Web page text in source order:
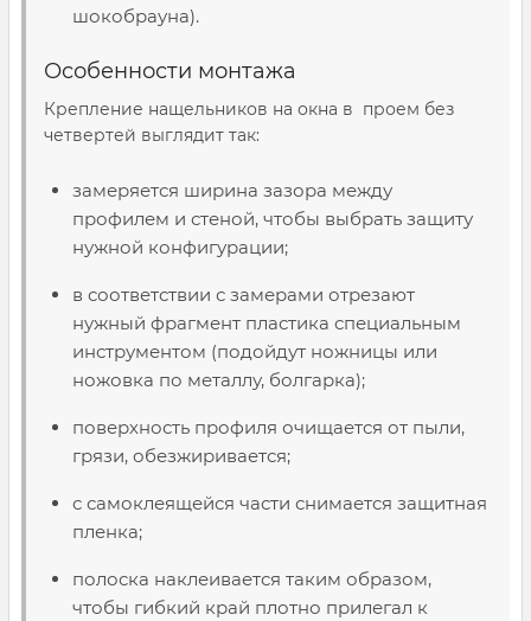
шокобрауна).
Особенности монтажа
Крепление нащельников на окна в проем без
четвертей выглядит так:
замеряется ширина зазора между
профилем и стеной, чтобы выбрать защиту
нужной конфигурации;
в соответствии с замерами отрезают
нужный фрагмент пластика специальным
инструментом (подойдут ножницы или
ножовка по металлу, болгарка);
поверхность профиля очищается от пыли,
грязи, обезжиривается;
с самоклеящейся части снимается защитная
пленка;
полоска наклеивается таким образом,
чтобы гибкий край плотно прилегал к